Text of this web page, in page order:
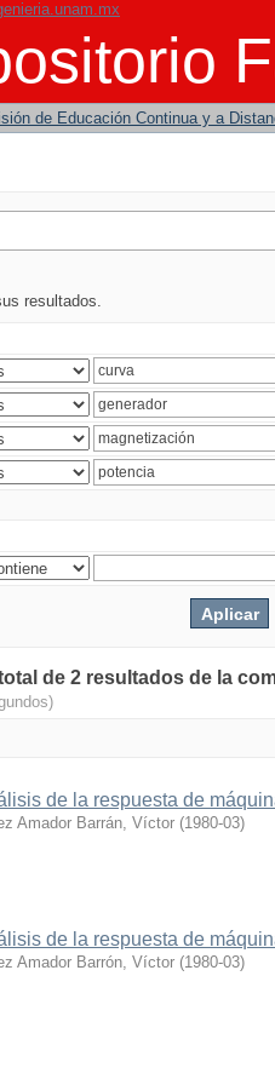
de Educación Continua y a
resultados.
de 2 resultados de la
de la respuesta de
Amador Barrán, Víctor (1980-03)
de la respuesta de
Amador Barrón, Víctor (1980-03)